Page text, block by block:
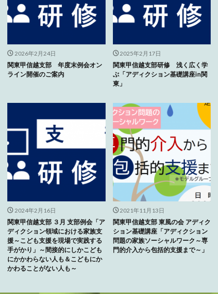
2026年2月24日
関東甲信越支部 年度末例会オン
ライン開催のご案内
2025年2月17日
関東甲信越支部研修 浅く広く学
ぶ「アディクション基礎講座in関
東」
2024年2月16日
関東甲信越支部 ３月 支部例会「ア
ディクション領域における家族支
援～こども支援を現場で実践する
手がかり」～間接的にしかこども
にかかわらない人も＆こどもにか
かわることがない人も～
2021年11月13日
関東甲信越支部 東風の会 アディク
ション基礎講座「アディクション
問題の家族ソーシャルワーク～専
門的介入から包括的支援まで～」